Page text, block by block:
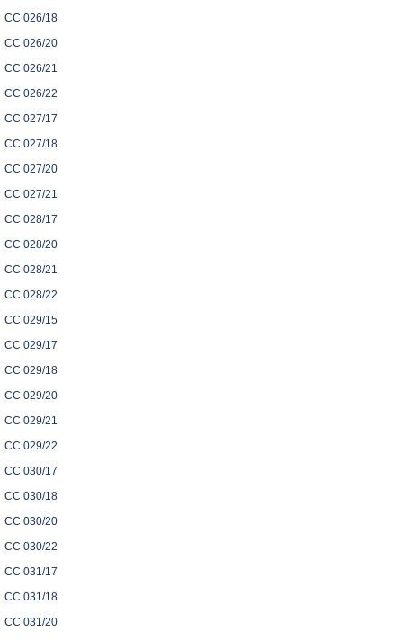
CC 026/18
CC 026/20
CC 026/21
CC 026/22
CC 027/17
CC 027/18
CC 027/20
CC 027/21
CC 028/17
CC 028/20
CC 028/21
CC 028/22
CC 029/15
CC 029/17
CC 029/18
CC 029/20
CC 029/21
CC 029/22
CC 030/17
CC 030/18
CC 030/20
CC 030/22
CC 031/17
CC 031/18
CC 031/20